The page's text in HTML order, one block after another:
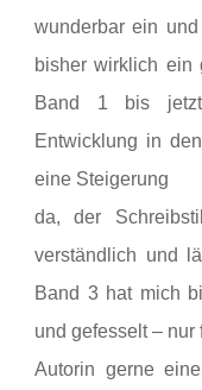
wunderbar ein
bisher wirklich ein
Band 1 bis
Entwicklung in
eine Steigerung
da, der
verständlich und
Band 3 hat mich
und gefesselt – nur
Autorin gerne